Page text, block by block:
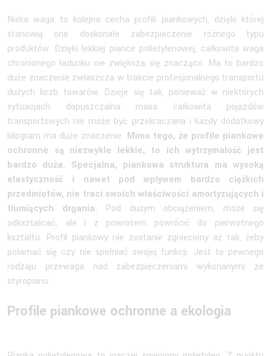
Niska waga to kolejna cecha profili piankowych, dzięki której
stanowią one doskonałe zabezpieczenie różnego typu
produktów. Dzięki lekkiej piance polietylenowej, całkowita waga
chronionego ładunku nie zwiększa się znacząco. Ma to bardzo
duże znaczenie zwłaszcza w trakcie profesjonalnego transportu
dużych liczb towarów. Dzieje się tak, ponieważ w niektórych
sytuacjach dopuszczalna masa całkowita pojazdów
transportowych nie może być przekraczana i każdy dodatkowy
kilogram ma duże znaczenie. Mimo tego, że profile piankowe
ochronne są niezwykle lekkie, to ich wytrzymałość jest
bardzo duża. Specjalna, piankowa struktura ma wysoką
elastyczność i nawet pod wpływem bardzo ciężkich
przedmiotów, nie traci swoich właściwości amortyzujących i
tłumiących drgania. Pod dużym obciążeniem, może się
odkształcać, ale i z powrotem powrócić do pierwotnego
kształtu. Profil piankowy nie zostanie zgnieciony aż tak, żeby
połamać się czy nie spełniać swojej funkcji. Jest to pewnego
rodzaju przewaga nad zabezpieczeniami wykonanymi ze
styropianu.
Profile piankowe ochronne a ekologia